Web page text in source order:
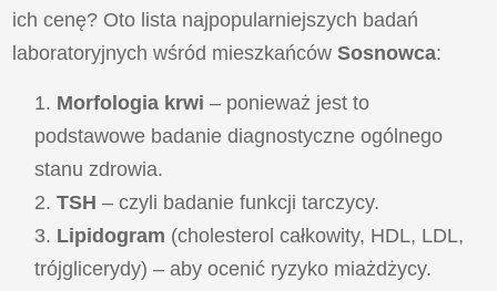
ich cenę? Oto lista najpopularniejszych badań
laboratoryjnych wśród mieszkańcówSosnowca:
Morfologia krwi – ponieważ jest to
podstawowe badanie diagnostyczne ogólnego
stanu zdrowia.
TSH – czyli badanie funkcji tarczycy.
Lipidogram (cholesterol całkowity, HDL, LDL,
trójglicerydy) – aby ocenić ryzyko miażdżycy.